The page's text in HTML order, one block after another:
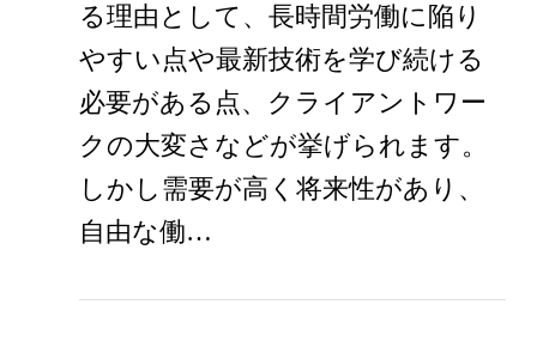
る理由として、長時間労働に陥り
やすい点や最新技術を学び続ける
必要がある点、クライアントワー
クの大変さなどが挙げられます。
しかし需要が高く将来性があり、
自由な働…